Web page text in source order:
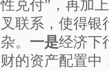
性兑付”，再加
叉联系，使得银
杂。 一是经济下
财的资产配置中